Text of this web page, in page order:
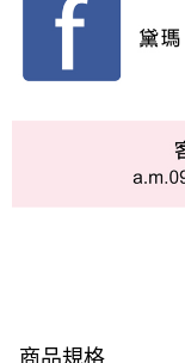
商品規格